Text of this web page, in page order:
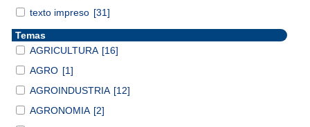
texto impreso [31]
Temas
AGRICULTURA [16]
AGRO [1]
AGROINDUSTRIA [12]
AGRONOMIA [2]